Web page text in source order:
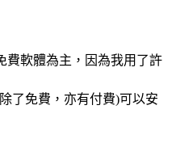
費軟體為主，因為我用了許
了免費，亦有付費)可以安